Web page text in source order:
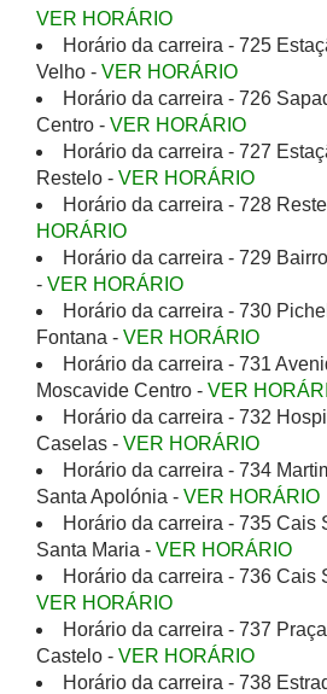
VER HORÁRIO
Horário da carreira - 725
Velho - VER HORÁRIO
Horário da carreira - 726
Centro - VER HORÁRIO
Horário da carreira - 727
Restelo - VER HORÁRIO
Horário da carreira - 728
HORÁRIO
Horário da carreira - 729
- VER HORÁRIO
Horário da carreira - 730
Fontana - VER HORÁRIO
Horário da carreira - 731
Moscavide Centro - VER
Horário da carreira - 732
Caselas - VER HORÁRIO
Horário da carreira - 734
Santa Apolónia - VER HORÁRIO
Horário da carreira - 735 Cais
Santa Maria - VER HORÁRIO
Horário da carreira - 736 Cais
VER HORÁRIO
Horário da carreira - 737
Castelo - VER HORÁRIO
Horário da carreira - 738